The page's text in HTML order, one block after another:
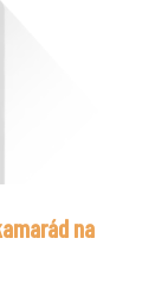
na